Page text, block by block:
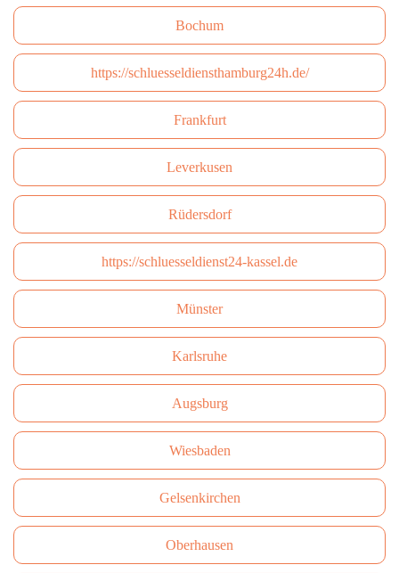
Bochum
https://schluesseldiensthamburg24h.de/
Frankfurt
Leverkusen
Rüdersdorf
https://schluesseldienst24-kassel.de
Münster
Karlsruhe
Augsburg
Wiesbaden
Gelsenkirchen
Oberhausen